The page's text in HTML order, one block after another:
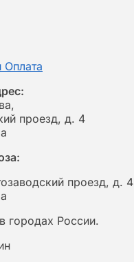
Оплата
проезд, д. 4
проезд, д. 4
городах России.